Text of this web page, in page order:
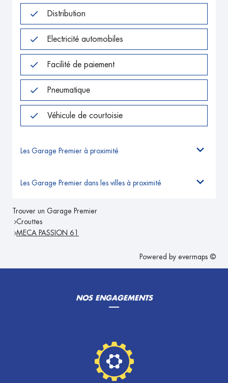
Distribution
Electricité automobiles
Facilité de paiement
Pneumatique
Véhicule de courtoisie
Les Garage Premier à proximité
Les Garage Premier dans les villes à proximité
Trouver un Garage Premier
Crouttes
MECA PASSION 61
Powered by evermaps ©
NOS ENGAGEMENTS